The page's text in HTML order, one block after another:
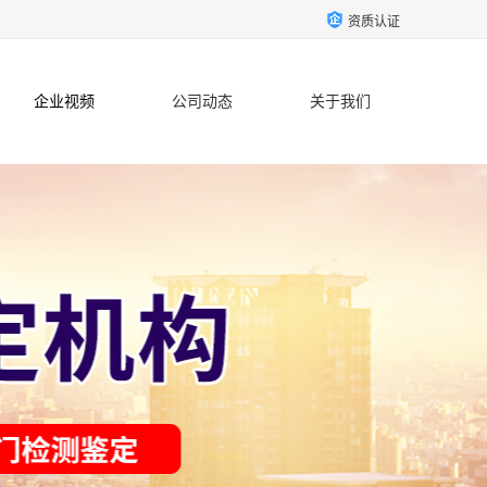
资质认证
企业视频 公司动态 关于我们